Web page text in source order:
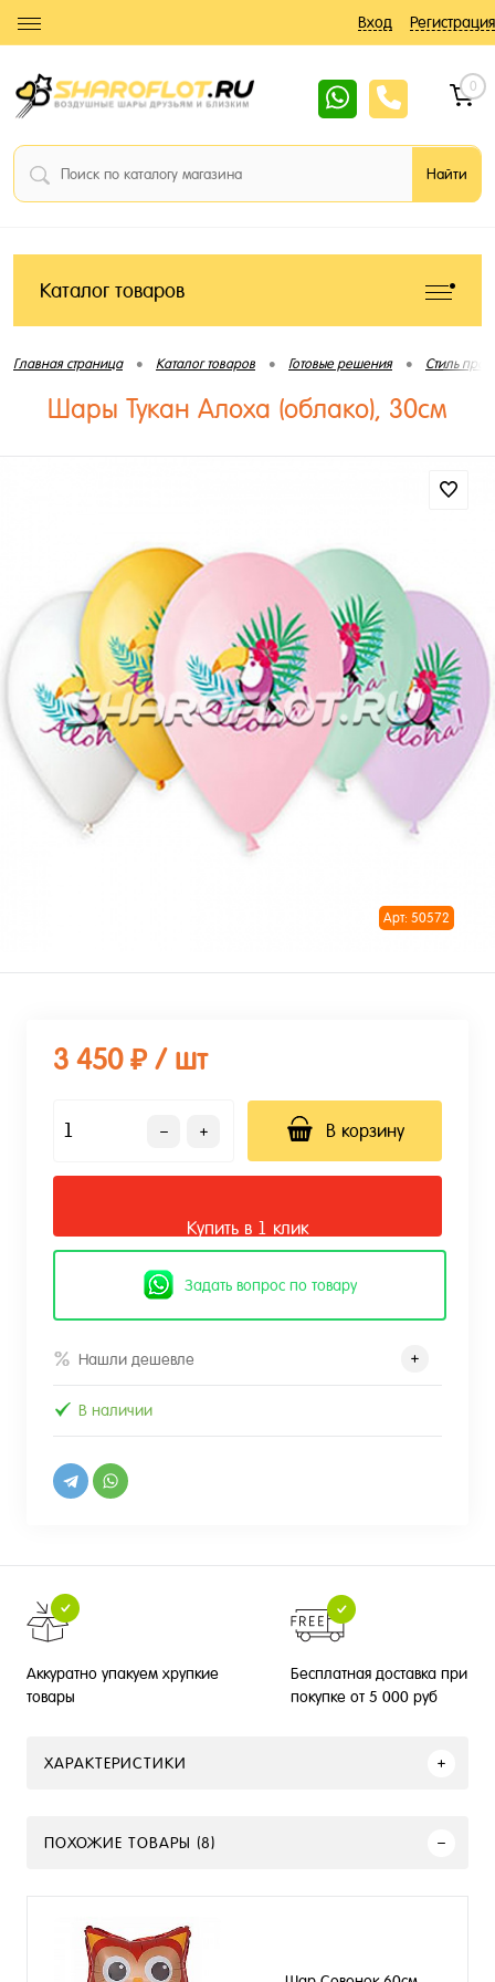
Вход Регистрация
0
Каталог товаров
Главная страница • Каталог товаров • Готовые решения • Стиль
Шары Тукан Алоха (облако), 30см
Арт: 50572
3 450 ₽ / шт
В корзину
Купить в 1 клик
Задать вопрос по товару
Нашли дешевле
В наличии
Аккуратно упакуем хрупкие
товары
Бесплатная доставка при
покупке от 5 000 руб
ХАРАКТЕРИСТИКИ
ПОХОЖИЕ ТОВАРЫ (8)